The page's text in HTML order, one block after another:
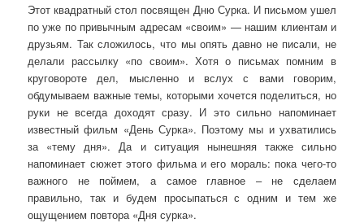
Этот квадратный стол посвящен Дню Сурка. И письмом ушел
по уже по привычным адресам «своим» — нашим клиентам и
друзьям. Так сложилось, что мы опять давно не писали, не
делали рассылку «по своим». Хотя о письмах помним в
круговороте дел, мысленно и вслух с вами говорим,
обдумываем важные темы, которыми хочется поделиться, но
руки не всегда доходят сразу. И это сильно напоминает
известный фильм «День Сурка». Поэтому мы и ухватились
за «тему дня». Да и ситуация нынешняя также сильно
напоминает сюжет этого фильма и его мораль: пока чего-то
важного не поймем, а самое главное – не сделаем
правильно, так и будем просыпаться с одним и тем же
ощущением повтора «Дня сурка».